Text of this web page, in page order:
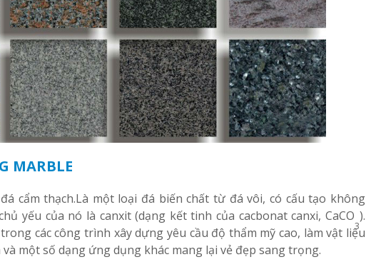
MARBLE
cẩm thạch.Là một loại đá biến chất từ đá vôi, có cấu tạo không
yếu của nó là canxit (dạng kết tinh của cacbonat canxi, CaCO
3
).
các công trình xây dựng yêu cầu độ thẩm mỹ cao, làm vật liệu
một số dạng ứng dụng khác mang lại vẻ đẹp sang trọng.